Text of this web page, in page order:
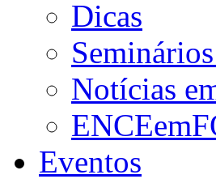
Dicas
Notícias
Eventos